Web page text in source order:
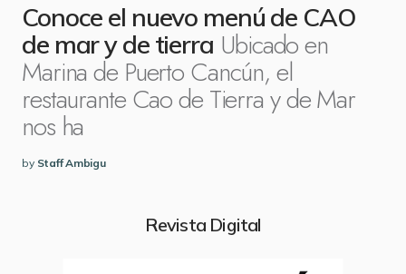
Conoce el nuevo menú de CAO
de mar y de tierra Ubicado en
Marina de Puerto Cancún, el
restaurante Cao de Tierra y de Mar
nos ha
by Staff Ambigu
Revista Digital